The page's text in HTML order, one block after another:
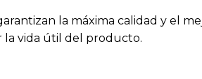
la máxima calidad y el
la vida útil del producto.